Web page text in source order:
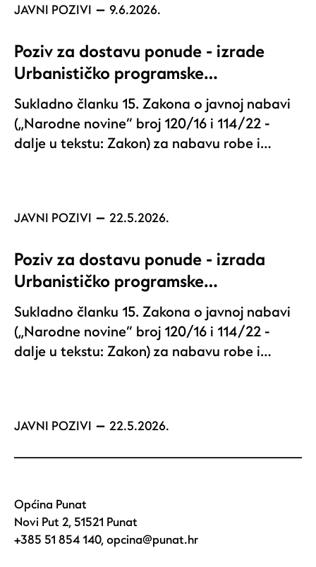
JAVNI POZIVI 9.6.2026.
Poziv za dostavu ponude - izrade
Urbanističko programske…
Sukladno članku 15. Zakona o javnoj nabavi
(„Narodne novine“ broj 120/16 i 114/22 -
dalje u tekstu: Zakon) za nabavu robe i…
JAVNI POZIVI 22.5.2026.
Poziv za dostavu ponude - izrada
Urbanističko programske…
Sukladno članku 15. Zakona o javnoj nabavi
(„Narodne novine“ broj 120/16 i 114/22 -
dalje u tekstu: Zakon) za nabavu robe i…
JAVNI POZIVI 22.5.2026.
Općina Punat
Novi Put 2, 51521 Punat
+385 51 854 140,opcina@punat.hr